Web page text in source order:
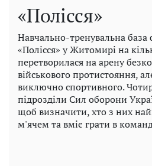
«Полісся»
Навчально-тренувальна база
«Полісся» у Житомирі на
перетворилася на арену
військового протистояння,
виключно спортивного.
підрозділи Сил оборони
щоб визначити, хто з них
м'ячем та вміє грати в